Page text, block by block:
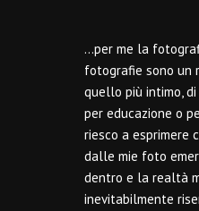
…per me la
fotografie sono un
quello più intimo,
per educazione o
riesco a esprimere
dalle mie foto
dentro e la realtà
inevitabilmente